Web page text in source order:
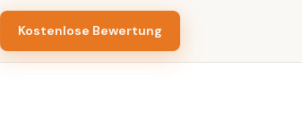
Kostenlose Bewertung